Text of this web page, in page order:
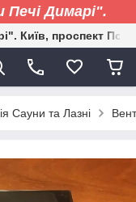
Печі Димарі".
Київ, проспект
Сауни та Лазні